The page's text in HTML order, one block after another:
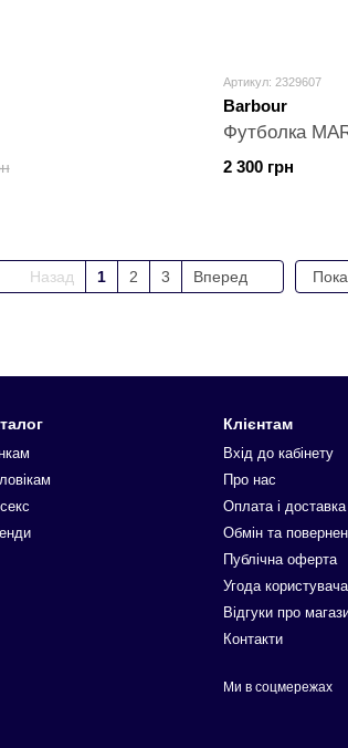
Артикул: 2329607
Barbour
Футболка
2 300 грн
Назад 1 2 3 Вперед
Клієнтам
Вхід до кабінету
Про нас
Оплата і доставка
Обмін та
Публічна оферта
Угода користувача
Відгуки про
Контакти
Ми в соцмережах